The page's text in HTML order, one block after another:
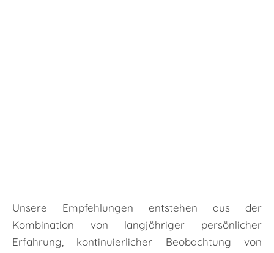
Unsere Empfehlungen entstehen aus der
Kombination von langjähriger persönlicher
Erfahrung, kontinuierlicher Beobachtung von